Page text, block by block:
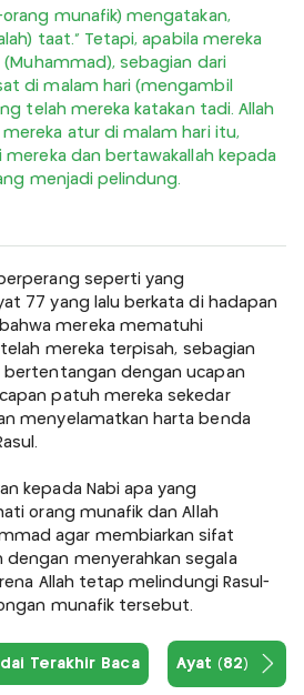
orang munafik) mengatakan,
taat.” Tetapi, apabila mereka
sebagian dari
di malam hari (mengambil
telah mereka katakan tadi. Allah
atur di malam hari itu,
mereka dan bertawakallah kepada
menjadi pelindung.
seperti yang
77 yang lalu berkata di hadapan
mereka mematuhi
mereka terpisah, sebagian
dengan ucapan
patuh mereka sekedar
menyelamatkan harta benda
kepada Nabi apa yang
orang munafik dan Allah
agar membiarkan sifat
dengan menyerahkan segala
Allah tetap melindungi Rasul-
munafik tersebut.
Terakhir Baca Ayat (82)